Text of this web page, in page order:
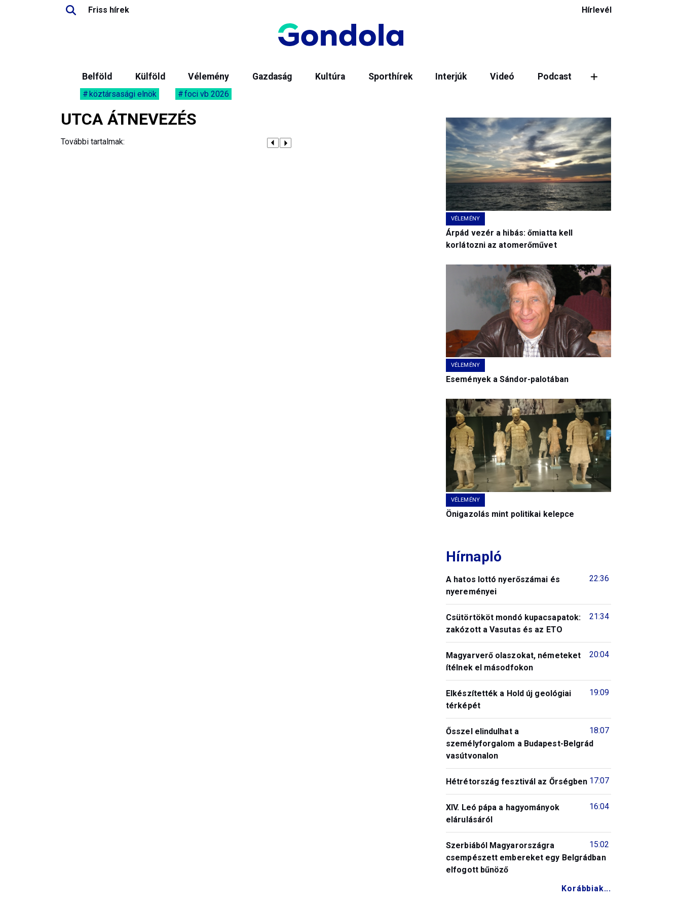
Friss hírek Hírlevél
Belföld Külföld Vélemény Gazdaság Kultúra Sporthírek Interjúk Videó Podcast
köztársasági elnök foci vb 2026
UTCA ÁTNEVEZÉS
További tartalmak:
VÉLEMÉNY
Árpád vezér a hibás: őmiatta kell
korlátozni az atomerőművet
VÉLEMÉNY
Események a Sándor-palotában
VÉLEMÉNY
Önigazolás mint politikai kelepce
Hírnapló
22:36
A hatos lottó nyerőszámai és
nyereményei
21:34
Csütörtököt mondó kupacsapatok:
zakózott a Vasutas és az ETO
20:04
Magyarverő olaszokat, németeket
ítélnek el másodfokon
19:09
Elkészítették a Hold új geológiai
térképét
18:07
Ősszel elindulhat a
személyforgalom a Budapest-Belgrád
vasútvonalon
17:07
Hétrétország fesztivál az Őrségben
16:04
XIV. Leó pápa a hagyományok
elárulásáról
15:02
Szerbiából Magyarországra
csempészett embereket egy Belgrádban
elfogott bűnöző
Korábbiak...